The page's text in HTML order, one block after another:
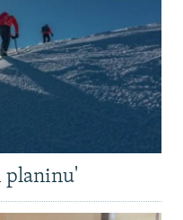
planinu'